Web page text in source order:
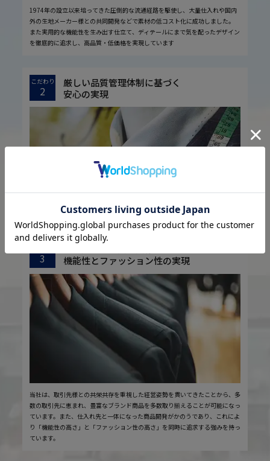
1974年の設立以来培ってきた圧倒的な流通経路を駆使し、大量仕入れや国内
外の生地メーカー様との共同開発などで素材の低コスト化に成功しました。
また実用的な機能性を生み出す仕立て、ディテールにまで気を配ったデザイン
を徹底的に追求し、高品質・低価格を実現しています
こだわり
2
厳しい品質管理体制に基づく
安心の実現
3
機能性とファッション性の実現
当社は、取引先様との共栄共存を重視した経営姿勢を貫いてきたことから、多
数の取引先に恵まれ、豊富なブランド商品を多数取り揃えることが可能になっ
ています。また、仕入れ先と一体になった商品開発がかのうであり、これによ
り「機能性の高さ」と「ファッション性の高さ」を同時に追求する強みを持っ
ています。